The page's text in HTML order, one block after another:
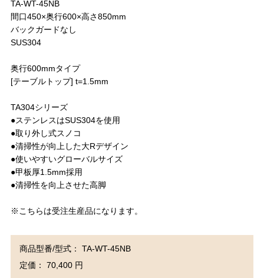
TA-WT-45NB
間口450×奥行600×高さ850mm
バックガードなし
SUS304
奥行600mmタイプ
[テーブルトップ] t=1.5mm
TA304シリーズ
●ステンレスはSUS304を使用
●取り外し式スノコ
●清掃性が向上した大Rデザイン
●使いやすいグローバルサイズ
●甲板厚1.5mm採用
●清掃性を向上させた高脚
※こちらは受注生産品になります。
商品型番/型式： TA-WT-45NB
定価： 70,400 円